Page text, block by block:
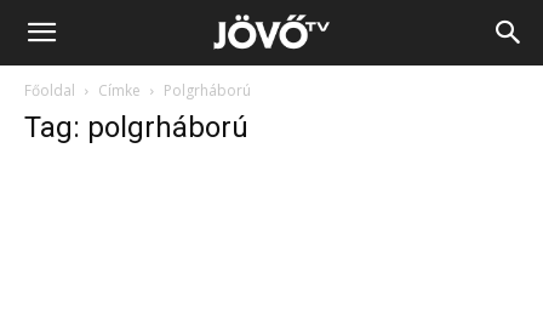
Jövő
Főoldal Címke Polgrháború
Tag: polgrháború